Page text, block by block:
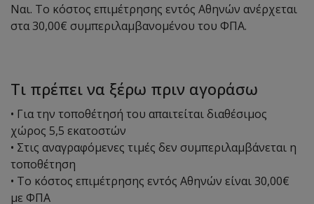
Ναι. Το κόστος επιμέτρησης εντός Αθηνών ανέρχεται
στα 30,00€ συμπεριλαμβανομένου του ΦΠΑ.
Τι πρέπει να ξέρω πριν αγοράσω
• Για την τοποθέτησή του απαιτείται διαθέσιμος
χώρος 5,5 εκατοστών
• Στις αναγραφόμενες τιμές δεν συμπεριλαμβάνεται η
τοποθέτηση
• Το κόστος επιμέτρησης εντός Αθηνών είναι 30,00€
με ΦΠΑ